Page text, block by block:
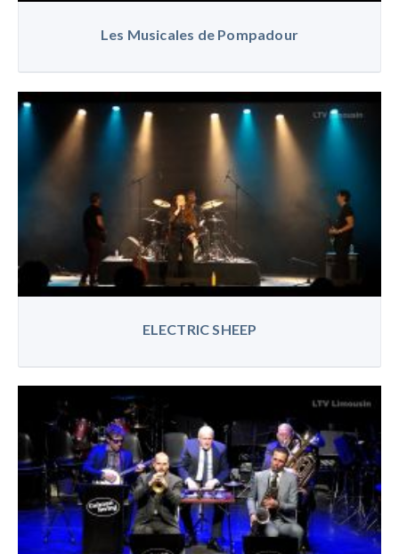
Les Musicales de Pompadour
ELECTRIC SHEEP